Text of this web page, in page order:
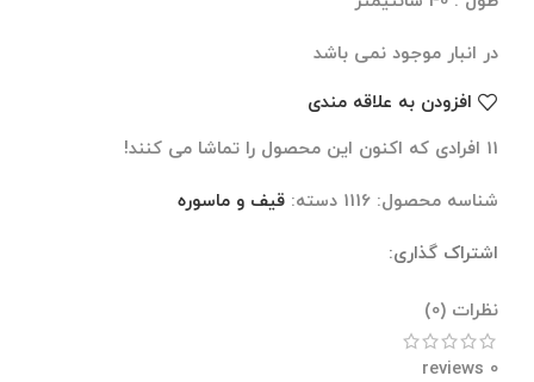
در انبار موجود نمی باشد
افزودن به علاقه مندی
11 افرادی که اکنون این محصول را تماشا می کنند!
شناسه محصول: 1116 دسته: قیف و ماسوره
اشتراک گذاری:
نظرات (0)
0 reviews